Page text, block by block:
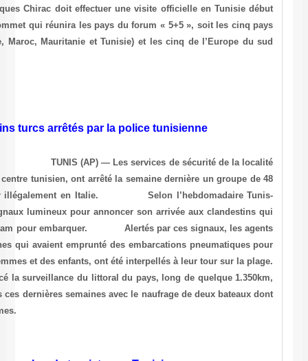
et dans le monde », conclut M. Ben Ali. Jacques Chirac doit
décembre avant de participer à Tunis à un sommet qui réunira les
de l’Union du Maghreb arabe (Algérie, Libye, Maroc, Mauritanie et
Immigration: 48 clandestins turcs arrêtés
Associated Press, le 15.07.2003 à 18h52 TUNIS (AP) —
de Hammam-Sousse, située sur le littoral du centre tunisien, ont
ressortissants turcs qui tentaient d’immigrer illégalement en
Hebdo, un bateau de pêche a envoyé des signaux lumineux pour
attendaient sur la plage voisine de Chott-Mariam pour
de sécurité ont réussi à rattraper dix personnes qui avaient
rejoindre le bateau. Les 38 autres, dont des femmes et des enfants,
Les autorités tunisiennes ont renforcé la surveillance du
surtout après les drames qui se sont produits ces dernières
l’un venait de Libye, faisant plus de 200 victimes.